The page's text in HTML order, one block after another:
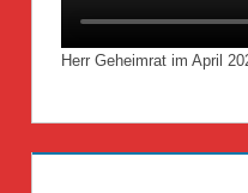
Herr Geheimrat im April